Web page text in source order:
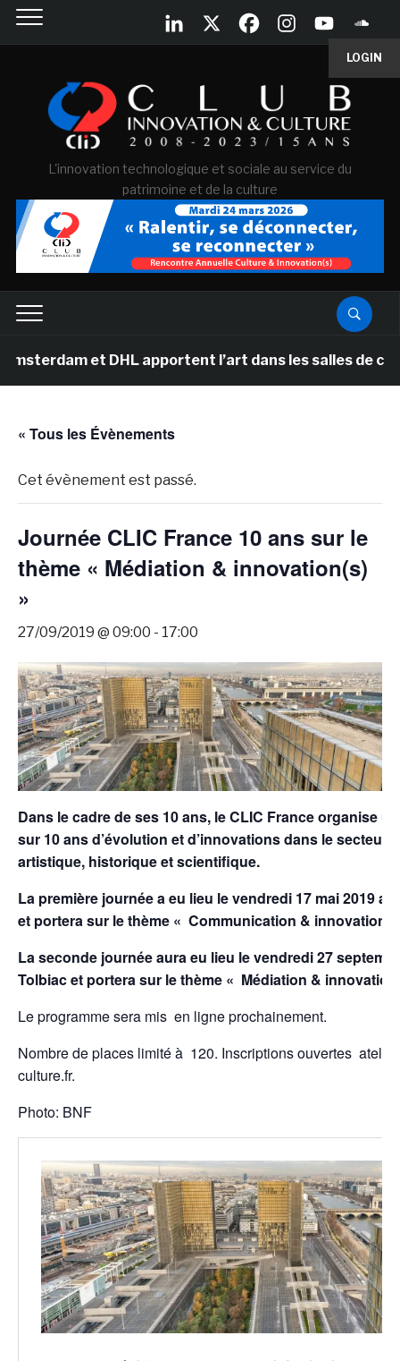
LOGIN
L'innovation technologique et sociale au service du
patrimoine et de la culture
et DHL apportent l’art dans les salles de
« Tous les Évènements
Cet évènement est passé.
Journée CLIC France 10 ans sur le
thème « Médiation & innovation(s)
»
27/09/2019 @ 09:00 - 17:00
Dans le cadre de ses 10 ans, le CLIC France organise
sur 10 ans d’évolution et d’innovations dans le secteur
artistique, historique et scientifique.
La première journée a eu lieu le vendredi 17 mai 2019
et portera sur le thème « Communication &
La seconde journée aura eu lieu le vendredi 27
Tolbiac et portera sur le thème « Médiation &
Le programme sera mis en ligne prochainement.
Nombre de places limité à 120. Inscriptions ouvertes
culture.fr.
Photo: BNF